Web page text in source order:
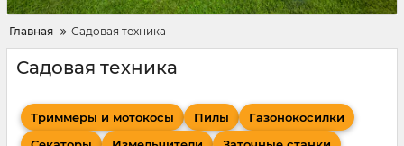
Главная Садовая техника
Садовая техника
Триммеры и мотокосы Пилы
Газонокосилки